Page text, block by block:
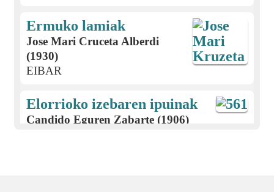
Ermuko lamiak
Jose Mari Cruceta Alberdi
(1930)
EIBAR
Elorrioko izebaren ipuinak
Candido Eguren Zabarte (1906)